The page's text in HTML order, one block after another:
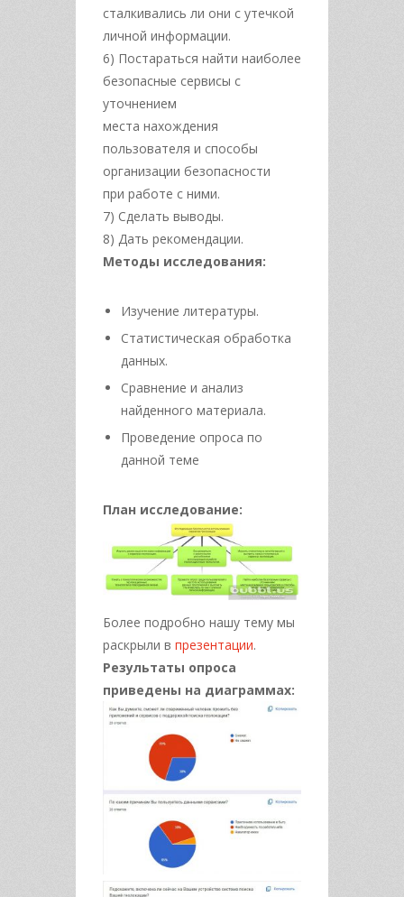
сталкивались ли они с утечкой
личной информации.
6) Постараться найти наиболее
безопасные сервисы с
уточнением
места нахождения
пользователя и способы
организации безопасности
при работе с ними.
7) Сделать выводы.
8) Дать рекомендации.
Методы исследования:
Изучение литературы.
Статистическая обработка
данных.
Сравнение и анализ
найденного материала.
Проведение опроса по
данной теме
План исследование:
Более подробно нашу тему мы
раскрыли в презентации.
Результаты опроса
приведены на диаграммах: